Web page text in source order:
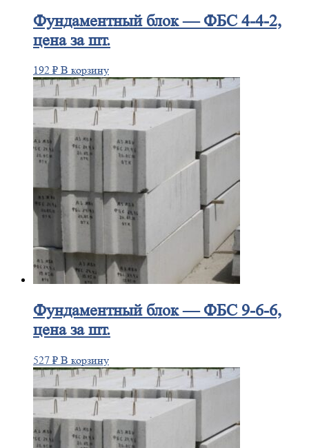
Фундаментныйблок — ФБС 4-4-2,
цена за шт.
192 ₽ В корзину
Фундаментныйблок — ФБС 9-6-6,
цена за шт.
527 ₽ В корзину